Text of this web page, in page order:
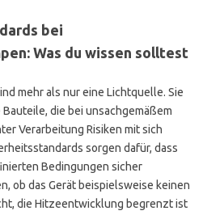
bei
Was du wissen solltest
mehr als nur eine Lichtquelle. Sie
die bei unsachgemäßem
Verarbeitung Risiken mit sich
sorgen dafür, dass
Bedingungen sicher
ob das Gerät beispielsweise keinen
die Hitzeentwicklung begrenzt ist